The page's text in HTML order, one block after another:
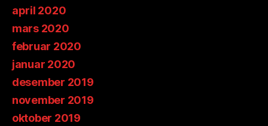
april 2020
mars 2020
februar 2020
januar 2020
desember 2019
november 2019
oktober 2019